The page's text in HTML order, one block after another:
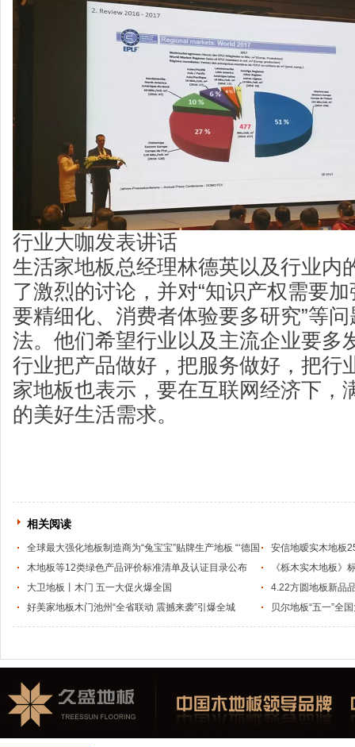
行业大咖发表讲话
生活家地板总经理林德英以及行业内
了激烈的讨论，并对“知识产权需要
要精细化、消费者体验要多研究”等
法。他们希望行业以及主流企业要多
行业把产品做好，把服务做好，把行
家地板也表示，要在互联网经济下，
的美好生活需求。
相关阅读
全球最大强化地板制造商为“兔宝宝”贴牌生产地板 “‘德国
制造’成了我们的代工厂！”
安信地暧实木地板
木地板等12类绿色产品评价标准清单及认证目录公布
《栎木实木地板》
大卫地板丨木门 五一大促火爆全国
4.22方圆地板新品
好美家地板木门池州“全省联动 震撼来袭”引爆全城
贝尔地板“五一”全
升级